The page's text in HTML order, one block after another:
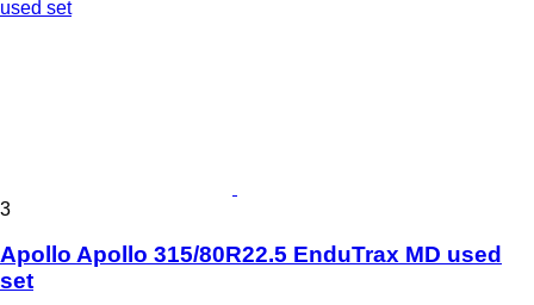
3
Apollo Apollo 315/80R22.5 EnduTrax MD used
set